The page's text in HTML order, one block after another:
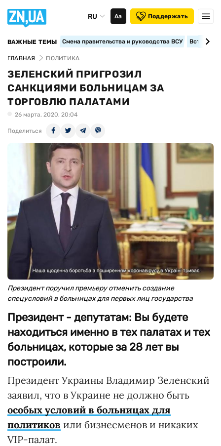
RU Аа Поддержать
ВАЖНЫЕ ТЕМЫ Смена правительства и руководства ВСУ
ГЛАВНАЯ ПОЛИТИКА
ЗЕЛЕНСКИЙ ПРИГРОЗИЛ
САНКЦИЯМИ БОЛЬНИЦАМ ЗА
ТОРГОВЛЮ ПАЛАТАМИ
26 марта, 2020, 20:04
Поделиться
Президент поручил премьеру отменить создание
спецусловий в больницах для первых лиц государства
Президент - депутатам: Вы будете
находиться именно в тех палатах и тех
больницах, которые за 28 лет вы
построили.
Президент Украины Владимир Зеленский
заявил, что в Украине не должно быть
особых условий в больницах для
политиков или бизнесменов и никаких
VIP-палат.